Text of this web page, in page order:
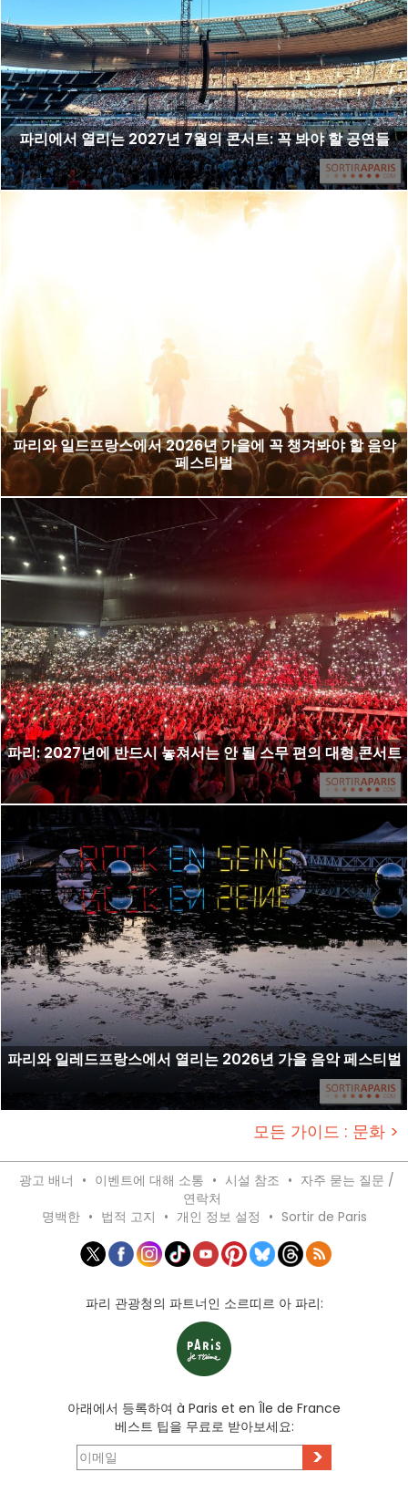
파리에서 열리는 2027년 7월의 콘서트: 꼭 봐야 할 공연들
파리와 일드프랑스에서 2026년 가을에 꼭 챙겨봐야 할 음악
페스티벌
파리: 2027년에 반드시 놓쳐서는 안 될 스무 편의 대형 콘서트
파리와 일레드프랑스에서 열리는 2026년 가을 음악 페스티벌
모든 가이드 : 문화 >
광고 배너 • 이벤트에 대해 소통 • 시설 참조 • 자주 묻는 질문 /
연락처
명백한 • 법적 고지 • 개인 정보 설정 • Sortir de Paris
파리 관광청의 파트너인 소르띠르 아 파리:
아래에서 등록하여 à Paris et en Île de France
베스트 팁을 무료로 받아보세요:
>